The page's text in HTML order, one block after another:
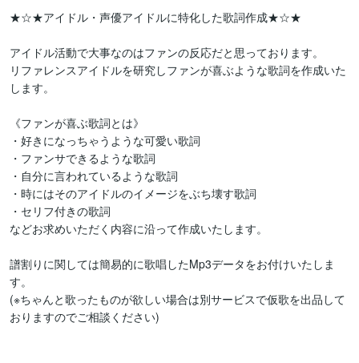
★☆★アイドル・声優アイドルに特化した歌詞作成★☆★
アイドル活動で大事なのはファンの反応だと思っております。
リファレンスアイドルを研究しファンが喜ぶような歌詞を作成いた
します。
《ファンが喜ぶ歌詞とは》
・好きになっちゃうような可愛い歌詞
・ファンサできるような歌詞
・自分に言われているような歌詞
・時にはそのアイドルのイメージをぶち壊す歌詞
・セリフ付きの歌詞
などお求めいただく内容に沿って作成いたします。
譜割りに関しては簡易的に歌唱したMp3データをお付けいたしま
す。
(※ちゃんと歌ったものが欲しい場合は別サービスで仮歌を出品して
おりますのでご相談ください)